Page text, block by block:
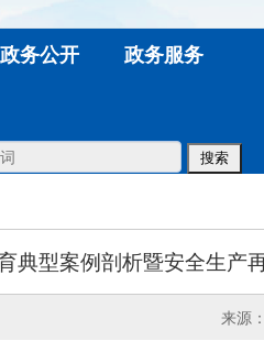
政务公开 政务服务
典型案例剖析暨安全生产
来源